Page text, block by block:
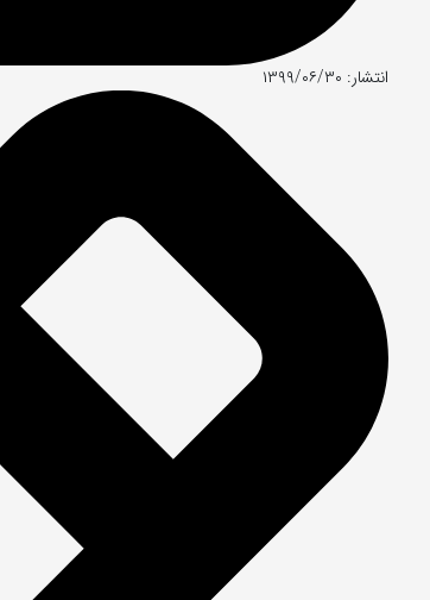
انتشار: ۱۳۹۹/۰۶/۳۰